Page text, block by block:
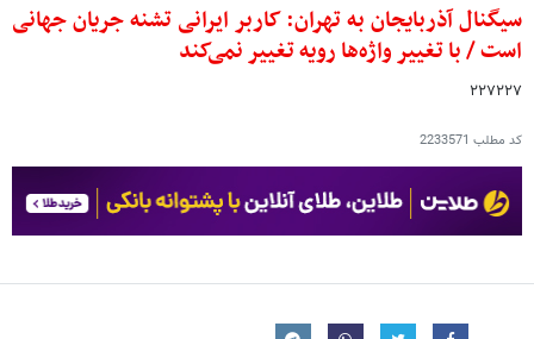
سیگنال آذربایجان به تهران: کاربر ایرانی تشنه جریان جهانی
است / با تغییر واژه‌ها رویه تغییر نمی‌کند
۲۲۷۲۲۷
کد مطلب 2233571